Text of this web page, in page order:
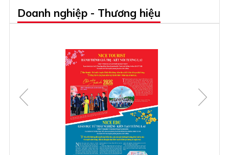
Doanh nghiệp - Thương hiệu